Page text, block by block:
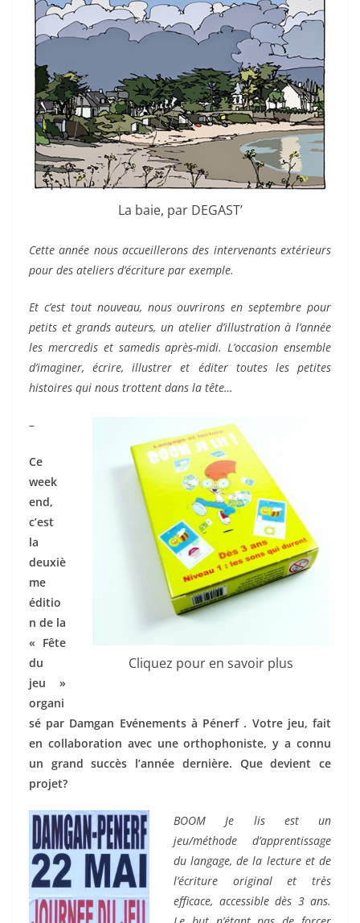
La baie, par DEGAST’
Cette année nous accueillerons des intervenants extérieurs
pour des ateliers d’écriture par exemple.
Et c’est tout nouveau, nous ouvrirons en septembre pour
petits et grands auteurs, un atelier d’illustration à l’année
les mercredis et samedis après-midi. L’occasion ensemble
d’imaginer, écrire, illustrer et éditer toutes les petites
histoires qui nous trottent dans la tête…
Cliquez pour en savoir plus
–
Ce
week
end,
c’est
la
deuxiè
me
éditio
n de la
« Fête
du
jeu »
organi
sé par Damgan Evénements à Pénerf . Votre jeu, fait
en collaboration avec une orthophoniste, y a connu
un grand succès l’année dernière. Que devient ce
projet?
BOOM Je lis est un
jeu/méthode d’apprentissage
du langage, de la lecture et de
l’écriture original et très
efficace, accessible dès 3 ans.